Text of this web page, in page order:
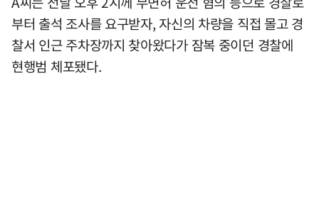
부터 출석 조사를 요구받자, 자신의 차량을 직접 몰고 경
찰서 인근 주차장까지 찾아왔다가 잠복 중이던 경찰에
현행범 체포됐다.